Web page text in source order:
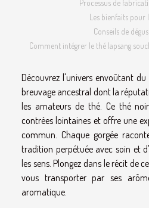
Processus de
Les bienfaits pour
Conseils de
Comment intégrer le thé lapsang
Découvrez l'univers envoûtant
breuvage ancestral dont la
les amateurs de thé. Ce thé
contrées lointaines et offre une
commun. Chaque gorgée
tradition perpétuée avec soin et
les sens. Plongez dans le récit de
vous transporter par ses
aromatique.